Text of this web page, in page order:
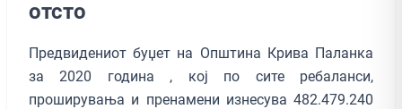
отсто
Предвидениот буџет на Oпштина Крива Паланка
за 2020 година , кој по сите ребаланси,
проширувања и пренамени изнесува 482.479.240